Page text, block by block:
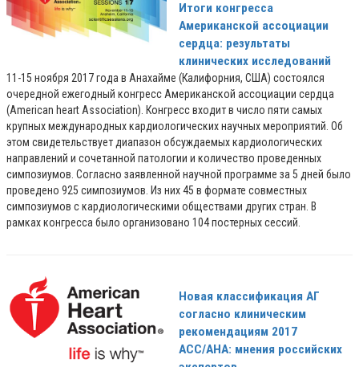
Итоги конгресса
Американской ассоциации
сердца: результаты
клинических исследований
11-15 ноября 2017 года в Анахайме (Калифорния, США) состоялся
очередной ежегодный конгресс Американской ассоциации сердца
(American heart Association). Конгресс входит в число пяти самых
крупных международных кардиологических научных мероприятий. Об
этом свидетельствует диапазон обсуждаемых кардиологических
направлений и сочетанной патологии и количество проведенных
симпозиумов. Согласно заявленной научной программе за 5 дней было
проведено 925 симпозиумов. Из них 45 в формате совместных
симпозиумов с кардиологическими обществами других стран. В
рамках конгресса было организовано 104 постерных сессий.
Новая классификация АГ
согласно клиническим
рекомендациям 2017
ACC/AHA: мнения российских